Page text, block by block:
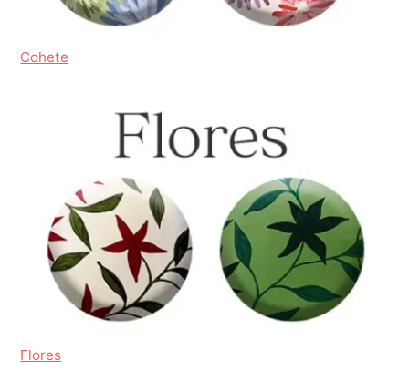
Cohete
Flores